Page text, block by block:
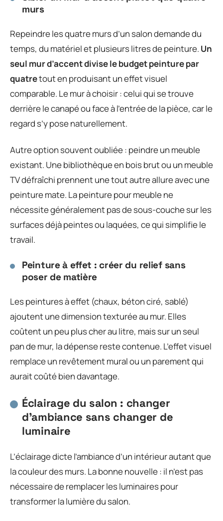
murs
Repeindre les quatre murs d’un salon demande du
temps, du matériel et plusieurs litres de peinture. Un
seul mur d’accent divise le budget peinture par
quatretout en produisant un effet visuel
comparable. Le mur à choisir : celui qui se trouve
derrière le canapé ou face à l’entrée de la pièce, car le
regard s’y pose naturellement.
Autre option souvent oubliée : peindre un meuble
existant. Une bibliothèque en bois brut ou un meuble
TV défraîchi prennent une tout autre allure avec une
peinture mate. La peinture pour meuble ne
nécessite généralement pas de sous-couche sur les
surfaces déjà peintes ou laquées, ce qui simplifie le
travail.
Peinture à effet : créer du relief sans
poser de matière
Les peintures à effet (chaux, béton ciré, sablé)
ajoutent une dimension texturée au mur. Elles
coûtent un peu plus cher au litre, mais sur un seul
pan de mur, la dépense reste contenue. L’effet visuel
remplace un revêtement mural ou un parement qui
aurait coûté bien davantage.
Éclairage du salon : changer
d’ambiance sans changer de
luminaire
L’éclairage dicte l’ambiance d’un intérieur autant que
la couleur des murs. La bonne nouvelle : il n’est pas
nécessaire de remplacer les luminaires pour
transformer la lumière du salon.